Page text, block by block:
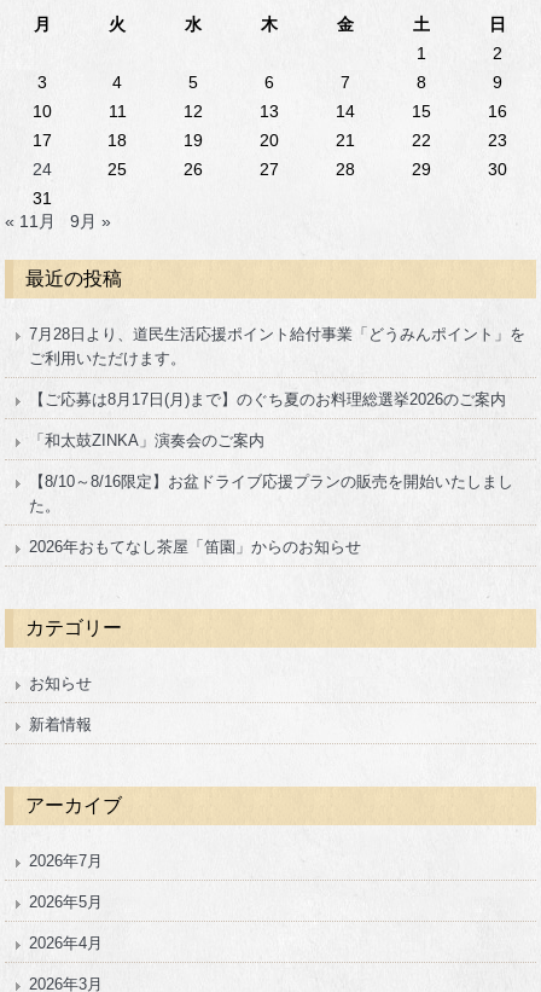
月
火 水 木 金 土
日
1
2
3
4 5 6 7 8
9
10
11 12 13 14 15
16
17
18 19 20 21 22
23
24
25 26 27 28 29
30
31
« 11月
9月 »
最近の投稿
7月28日より、道民生活応援ポイント給付事業「どうみんポイント」を
ご利用いただけます。
【ご応募は8月17日(月)まで】のぐち夏のお料理総選挙2026のご案内
「和太鼓ZINKA」演奏会のご案内
【8/10～8/16限定】お盆ドライブ応援プランの販売を開始いたしまし
た。
2026年おもてなし茶屋「笛園」からのお知らせ
カテゴリー
お知らせ
新着情報
アーカイブ
2026年7月
2026年5月
2026年4月
2026年3月